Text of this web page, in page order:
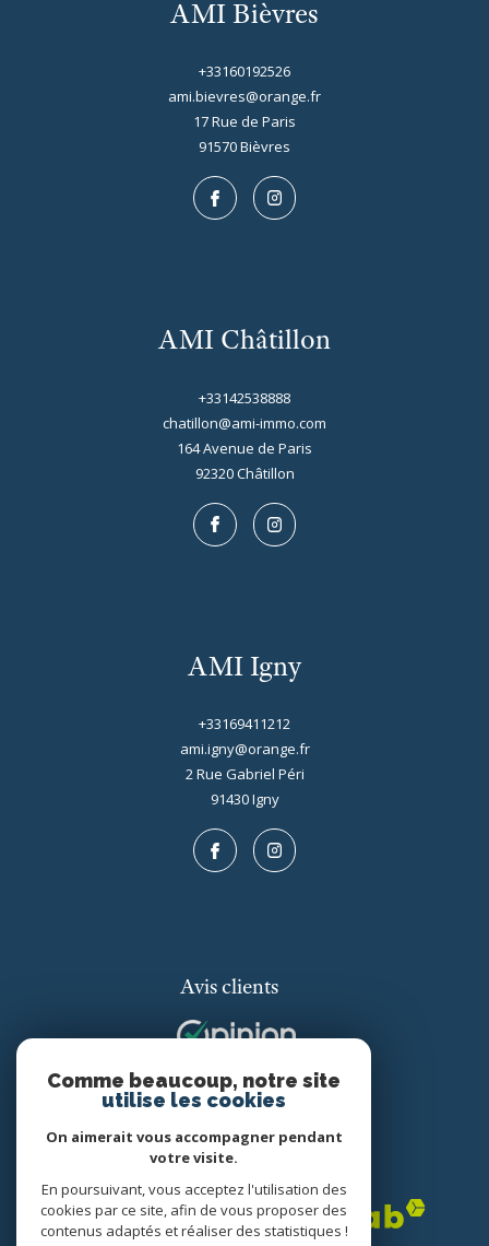
AMI Bièvres
+33160192526
ami.bievres@orange.fr
17 Rue de Paris
91570
bièvres
AMI Châtillon
+33142538888
chatillon@ami-immo.com
164 Avenue de Paris
92320 châtillon
AMI Igny
+33169411212
ami.igny@orange.fr
2 Rue Gabriel Péri
91430 igny
Avis clients
Adhérents
Comme beaucoup, notre site
utilise les cookies
On aimerait vous accompagner pendant
votre visite.
En poursuivant, vous acceptez l'utilisation des
cookies par ce site, afin de vous proposer des
contenus adaptés et réaliser des statistiques !